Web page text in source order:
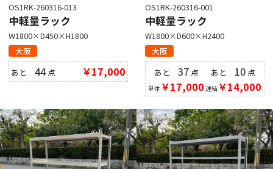
OS1RK-260316-013
中軽量ラック
W1800×D450×H1800
大阪
あと44点 ￥17,000
OS1RK-260316-001
中軽量ラック
W1800×D600×H2400
大阪
あと 37点
単体 ￥17,000
あと 10 点
連結￥14,000